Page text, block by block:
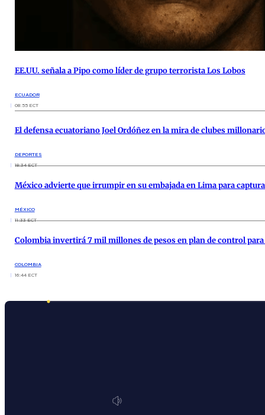
EE.UU. señala a Pipo como líder de grupo terrorista Los Lobos
ECUADOR
08:55 ECT
El defensa ecuatoriano Joel Ordóñez en la mira de clubes
DEPORTES
18:34 ECT
México advierte que irrumpir en su embajada en Lima para
MÉXICO
11:33 ECT
Colombia invertirá 7 mil millones de pesos en plan de control
COLOMBIA
16:44 ECT